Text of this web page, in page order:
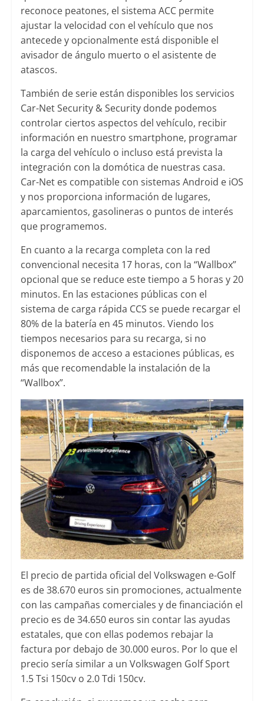
reconoce peatones, el sistema ACC permite
ajustar la velocidad con el vehículo que nos
antecede y opcionalmente está disponible el
avisador de ángulo muerto o el asistente de
atascos.
También de serie están disponibles los servicios
Car-Net Security & Security donde podemos
controlar ciertos aspectos del vehículo, recibir
información en nuestro smartphone, programar
la carga del vehículo o incluso está prevista la
integración con la domótica de nuestras casa.
Car-Net es compatible con sistemas Android e iOS
y nos proporciona información de lugares,
aparcamientos, gasolineras o puntos de interés
que programemos.
En cuanto a la recarga completa con la red
convencional necesita 17 horas, con la “Wallbox”
opcional que se reduce este tiempo a 5 horas y 20
minutos. En las estaciones públicas con el
sistema de carga rápida CCS se puede recargar el
80% de la batería en 45 minutos. Viendo los
tiempos necesarios para su recarga, si no
disponemos de acceso a estaciones públicas, es
más que recomendable la instalación de la
“Wallbox”.
El precio de partida oficial del Volkswagen e-Golf
es de 38.670 euros sin promociones, actualmente
con las campañas comerciales y de financiación el
precio es de 34.650 euros sin contar las ayudas
estatales, que con ellas podemos rebajar la
factura por debajo de 30.000 euros. Por lo que el
precio sería similar a un Volkswagen Golf Sport
1.5 Tsi 150cv o 2.0 Tdi 150cv.